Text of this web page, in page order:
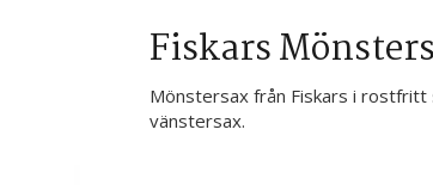
Fiskars
Mönstersax från Fiskars i
vänstersax.